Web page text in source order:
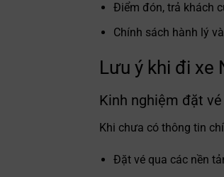
Điểm đón, trả khách
Chính sách hành lý
Lưu ý khi đi xe
Kinh nghiệm đặt vé
Khi chưa có thông tin
Đặt vé qua các nền